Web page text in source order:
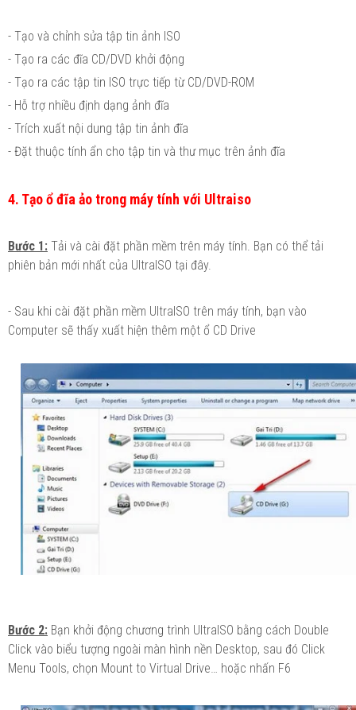
- Tạo và chỉnh sửa tập tin ảnh ISO
- Tạo ra các đĩa CD/DVD khởi động
- Tạo ra các tập tin ISO trực tiếp từ CD/DVD-ROM
- Hỗ trợ nhiều định dạng ảnh đĩa
- Trích xuất nội dung tập tin ảnh đĩa
- Đặt thuộc tính ẩn cho tập tin và thư mục trên ảnh đĩa
4. Tạo ổ đĩa ảo trong máy tính với Ultraiso
Bước 1: Tải và cài đặt phần mềm trên máy tính. Bạn có thể tải
phiên bản mới nhất của UltraISO tại đây.
- Sau khi cài đặt phần mềm UltraISO trên máy tính, bạn vào
Computer sẽ thấy xuất hiện thêm một ổ CD Drive
Bước 2: Bạn khởi động chương trình UltraISO bằng cách Double
Click vào biểu tượng ngoài màn hình nền Desktop, sau đó Click
Menu Tools, chọn Mount to Virtual Drive… hoặc nhấn F6